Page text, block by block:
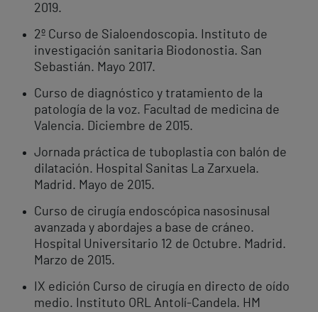
2019.
2º Curso de Sialoendoscopia. Instituto de
investigación sanitaria Biodonostia. San
Sebastián. Mayo 2017.
Curso de diagnóstico y tratamiento de la
patología de la voz. Facultad de medicina de
Valencia. Diciembre de 2015.
Jornada práctica de tuboplastia con balón de
dilatación. Hospital Sanitas La Zarxuela.
Madrid. Mayo de 2015.
Curso de cirugía endoscópica nasosinusal
avanzada y abordajes a base de cráneo.
Hospital Universitario 12 de Octubre. Madrid.
Marzo de 2015.
IX edición Curso de cirugía en directo de oído
medio. Instituto ORL Antolí-Candela. HM